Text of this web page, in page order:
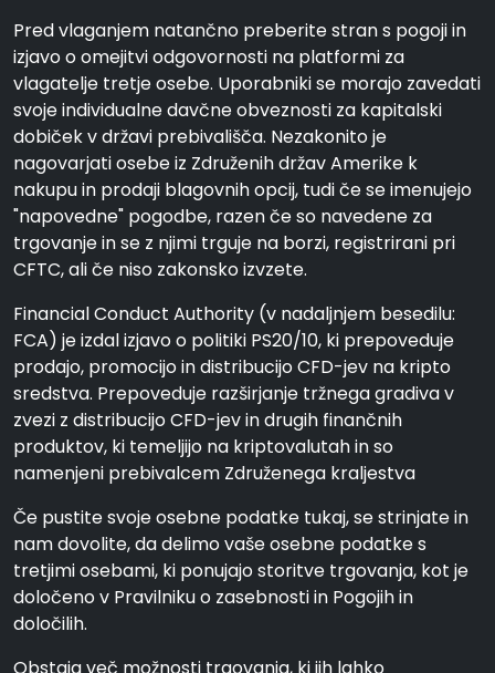
Pred vlaganjem natančno preberite stran s pogoji in
izjavo o omejitvi odgovornosti na platformi za
vlagatelje tretje osebe. Uporabniki se morajo zavedati
svoje individualne davčne obveznosti za kapitalski
dobiček v državi prebivališča. Nezakonito je
nagovarjati osebe iz Združenih držav Amerike k
nakupu in prodaji blagovnih opcij, tudi če se imenujejo
"napovedne" pogodbe, razen če so navedene za
trgovanje in se z njimi trguje na borzi, registrirani pri
CFTC, ali če niso zakonsko izvzete.
Financial Conduct Authority (v nadaljnjem besedilu:
FCA) je izdal izjavo o politiki PS20/10, ki prepoveduje
prodajo, promocijo in distribucijo CFD-jev na kripto
sredstva. Prepoveduje razširjanje tržnega gradiva v
zvezi z distribucijo CFD-jev in drugih finančnih
produktov, ki temeljijo na kriptovalutah in so
namenjeni prebivalcem Združenega kraljestva
Če pustite svoje osebne podatke tukaj, se strinjate in
nam dovolite, da delimo vaše osebne podatke s
tretjimi osebami, ki ponujajo storitve trgovanja, kot je
določeno v Pravilniku o zasebnosti in Pogojih in
določilih.